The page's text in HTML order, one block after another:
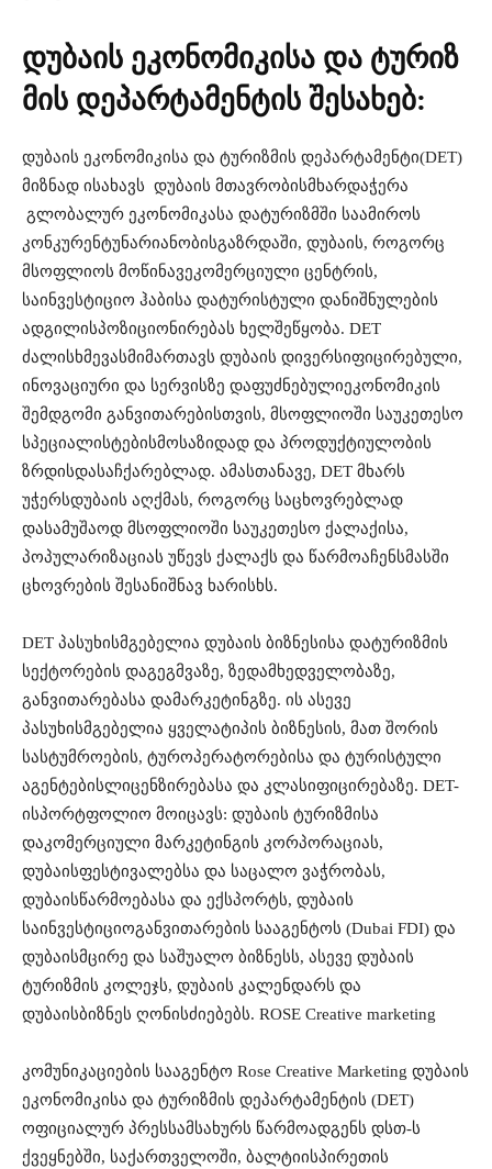
დუბაის ეკონომიკისა და ტურიზ
მის დეპარტამენტის შესახებ:
დუბაის ეკონომიკისა და ტურიზმის დეპარტამენტი(DET)
მიზნად ისახავს დუბაის მთავრობისმხარდაჭერა
გლობალურ ეკონომიკასა დატურიზმში საამიროს
კონკურენტუნარიანობისგაზრდაში, დუბაის, როგორც
მსოფლიოს მოწინავეკომერციული ცენტრის,
საინვესტიციო ჰაბისა დატურისტული დანიშნულების
ადგილისპოზიციონირებას ხელშეწყობა. DET
ძალისხმევასმიმართავს დუბაის დივერსიფიცირებული,
ინოვაციური და სერვისზე დაფუძნებულიეკონომიკის
შემდგომი განვითარებისთვის, მსოფლიოში საუკეთესო
სპეციალისტებისმოსაზიდად და პროდუქტიულობის
ზრდისდასაჩქარებლად. ამასთანავე, DET მხარს
უჭერსდუბაის აღქმას, როგორც საცხოვრებლად
დასამუშაოდ მსოფლიოში საუკეთესო ქალაქისა,
პოპულარიზაციას უწევს ქალაქს და წარმოაჩენსმასში
ცხოვრების შესანიშნავ ხარისხს.
DET პასუხისმგებელია დუბაის ბიზნესისა დატურიზმის
სექტორების დაგეგმვაზე, ზედამხედველობაზე,
განვითარებასა დამარკეტინგზე. ის ასევე
პასუხისმგებელია ყველატიპის ბიზნესის, მათ შორის
სასტუმროების, ტუროპერატორებისა და ტურისტული
აგენტებისლიცენზირებასა და კლასიფიცირებაზე. DET-
ისპორტფოლიო მოიცავს: დუბაის ტურიზმისა
დაკომერციული მარკეტინგის კორპორაციას,
დუბაისფესტივალებსა და საცალო ვაჭრობას,
დუბაისწარმოებასა და ექსპორტს, დუბაის
საინვესტიციოგანვითარების სააგენტოს (Dubai FDI) და
დუბაისმცირე და საშუალო ბიზნესს, ასევე დუბაის
ტურიზმის კოლეჯს, დუბაის კალენდარს და
დუბაისბიზნეს ღონისძიებებს. ROSE Creative marketing
კომუნიკაციების სააგენტო Rose Creative Marketing დუბაის
ეკონომიკისა და ტურიზმის დეპარტამენტის (DET)
ოფიციალურ პრესსამსახურს წარმოადგენს დსთ-ს
ქვეყნებში, საქართველოში, ბალტიისპირეთის